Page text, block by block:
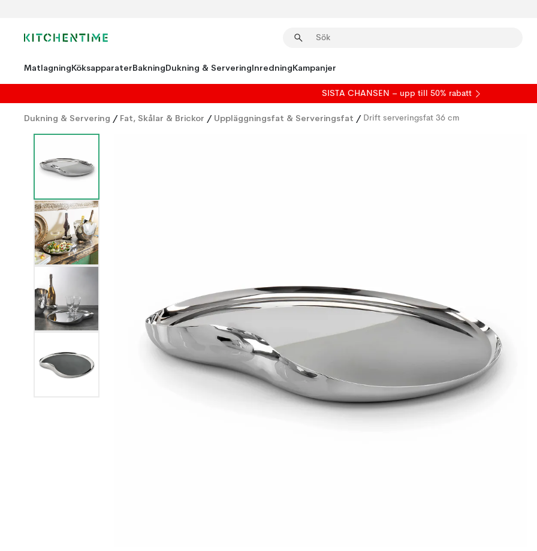
MatlagningKöksapparaterBakningDukning & ServeringInredningKampanjer
SISTA CHANSEN – upp till 50% rabatt
Dukning & Servering / Fat, Skålar & Brickor / Uppläggningsfat & Serveringsfat / Drift serveringsfat 36 cm